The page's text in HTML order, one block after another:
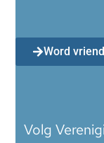
Word
Volg